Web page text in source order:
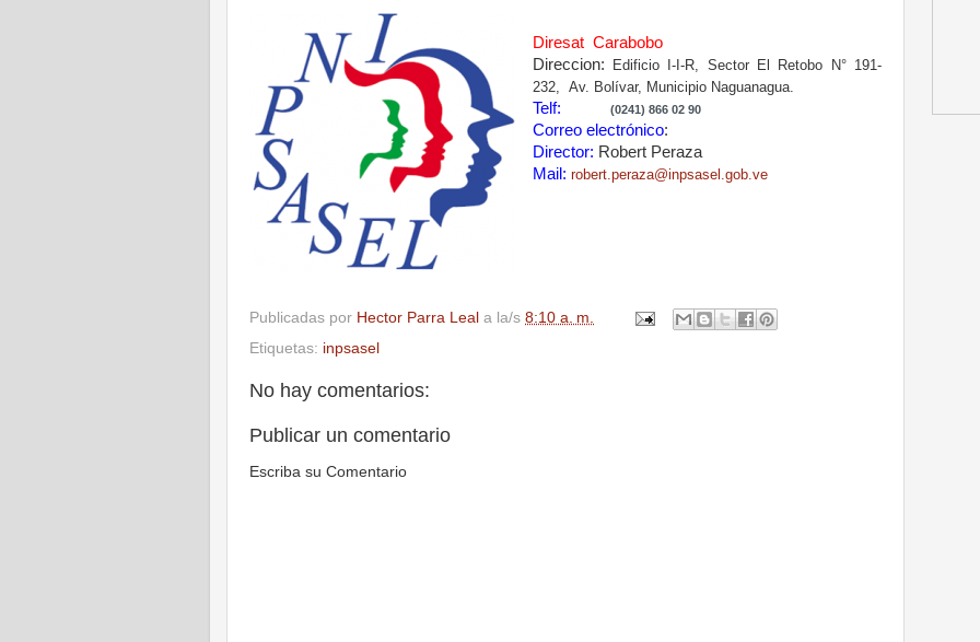
Diresat Carabobo
Direccion:
Edificio I-I-R, Sector El Retobo N° 191-
232,
Av. Bolívar, Municipio Naguanagua.
Telf: (0241) 866 02 90
Correo electrónico:
Director: Robert Peraza
Mail: robert.peraza@inpsasel.gob.ve
Publicadas por Hector Parra Leal a la/s 8:10 a. m.
Etiquetas: inpsasel
No hay comentarios:
Publicar un comentario
Escriba su Comentario